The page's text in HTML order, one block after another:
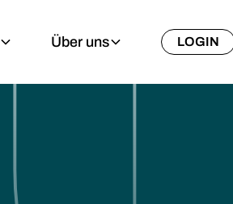
Über uns LOGIN